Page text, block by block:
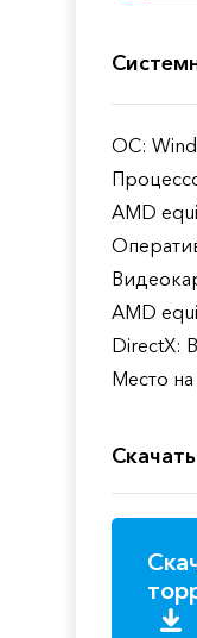
ОС:
AMD
AMD
DirectX:
Место